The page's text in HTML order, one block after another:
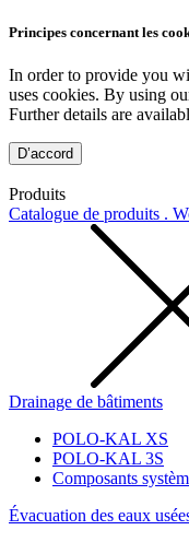
Principes concernant les
In order to provide you
uses cookies. By using
Further details are
D’accord
Produits
Catalogue de produits .
Drainage de bâtiments
POLO-KAL XS
POLO-KAL 3S
Composants
Évacuation des eaux